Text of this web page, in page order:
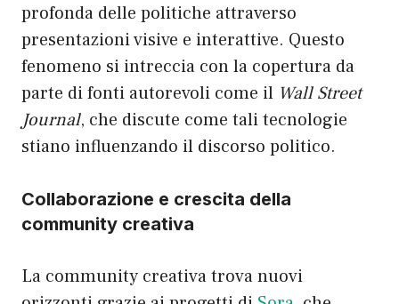
profonda delle politiche attraverso
presentazioni visive e interattive. Questo
fenomeno si intreccia con la copertura da
parte di fonti autorevoli come il Wall Street
Journal, che discute come tali tecnologie
stiano influenzando il discorso politico.
Collaborazione e crescita della
community creativa
La community creativa trova nuovi